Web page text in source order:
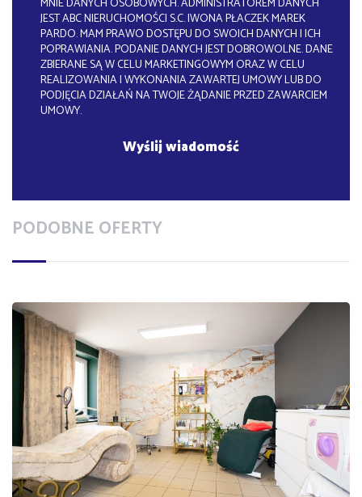
JEST ABC NIERUCHOMOŚCI S.C. IWONA PŁACZEK MAREK
PARDO. MAM PRAWO DOSTĘPU DO SWOICH DANYCH I ICH
POPRAWIANIA. PODANIE DANYCH JEST DOBROWOLNE. DANE
ZBIERANE SĄ W CELU MARKETINGOWYM ORAZ W CELU
REALIZOWANIA I WYKONANIA ZAWARTEJ UMOWY LUB DO
PODJĘCIA DZIAŁAŃ NA TWOJE ŻĄDANIE PRZED ZAWARCIEM
UMOWY.
PODOBNE OFERTY